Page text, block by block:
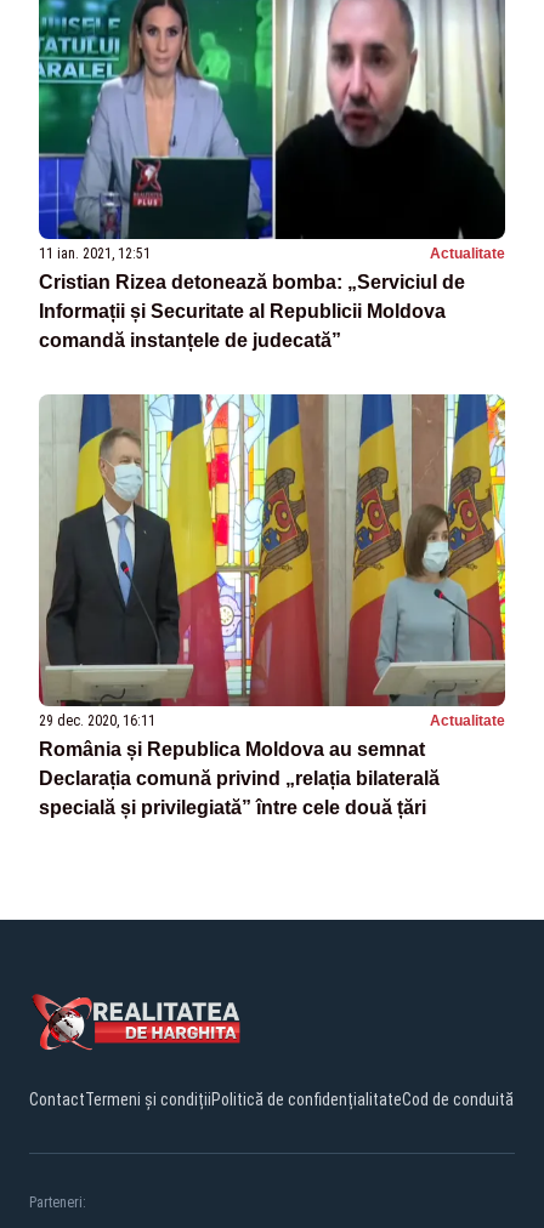
11 ian. 2021, 12:51 Actualitate
Cristian Rizea detonează bomba: „Serviciul de
Informații și Securitate al Republicii Moldova
comandă instanțele de judecată”
29 dec. 2020, 16:11 Actualitate
România și Republica Moldova au semnat
Declarația comună privind „relația bilaterală
specială și privilegiată” între cele două țări
ContactTermeni și condițiiPolitică de confidențialitateCod de conduită
Parteneri: